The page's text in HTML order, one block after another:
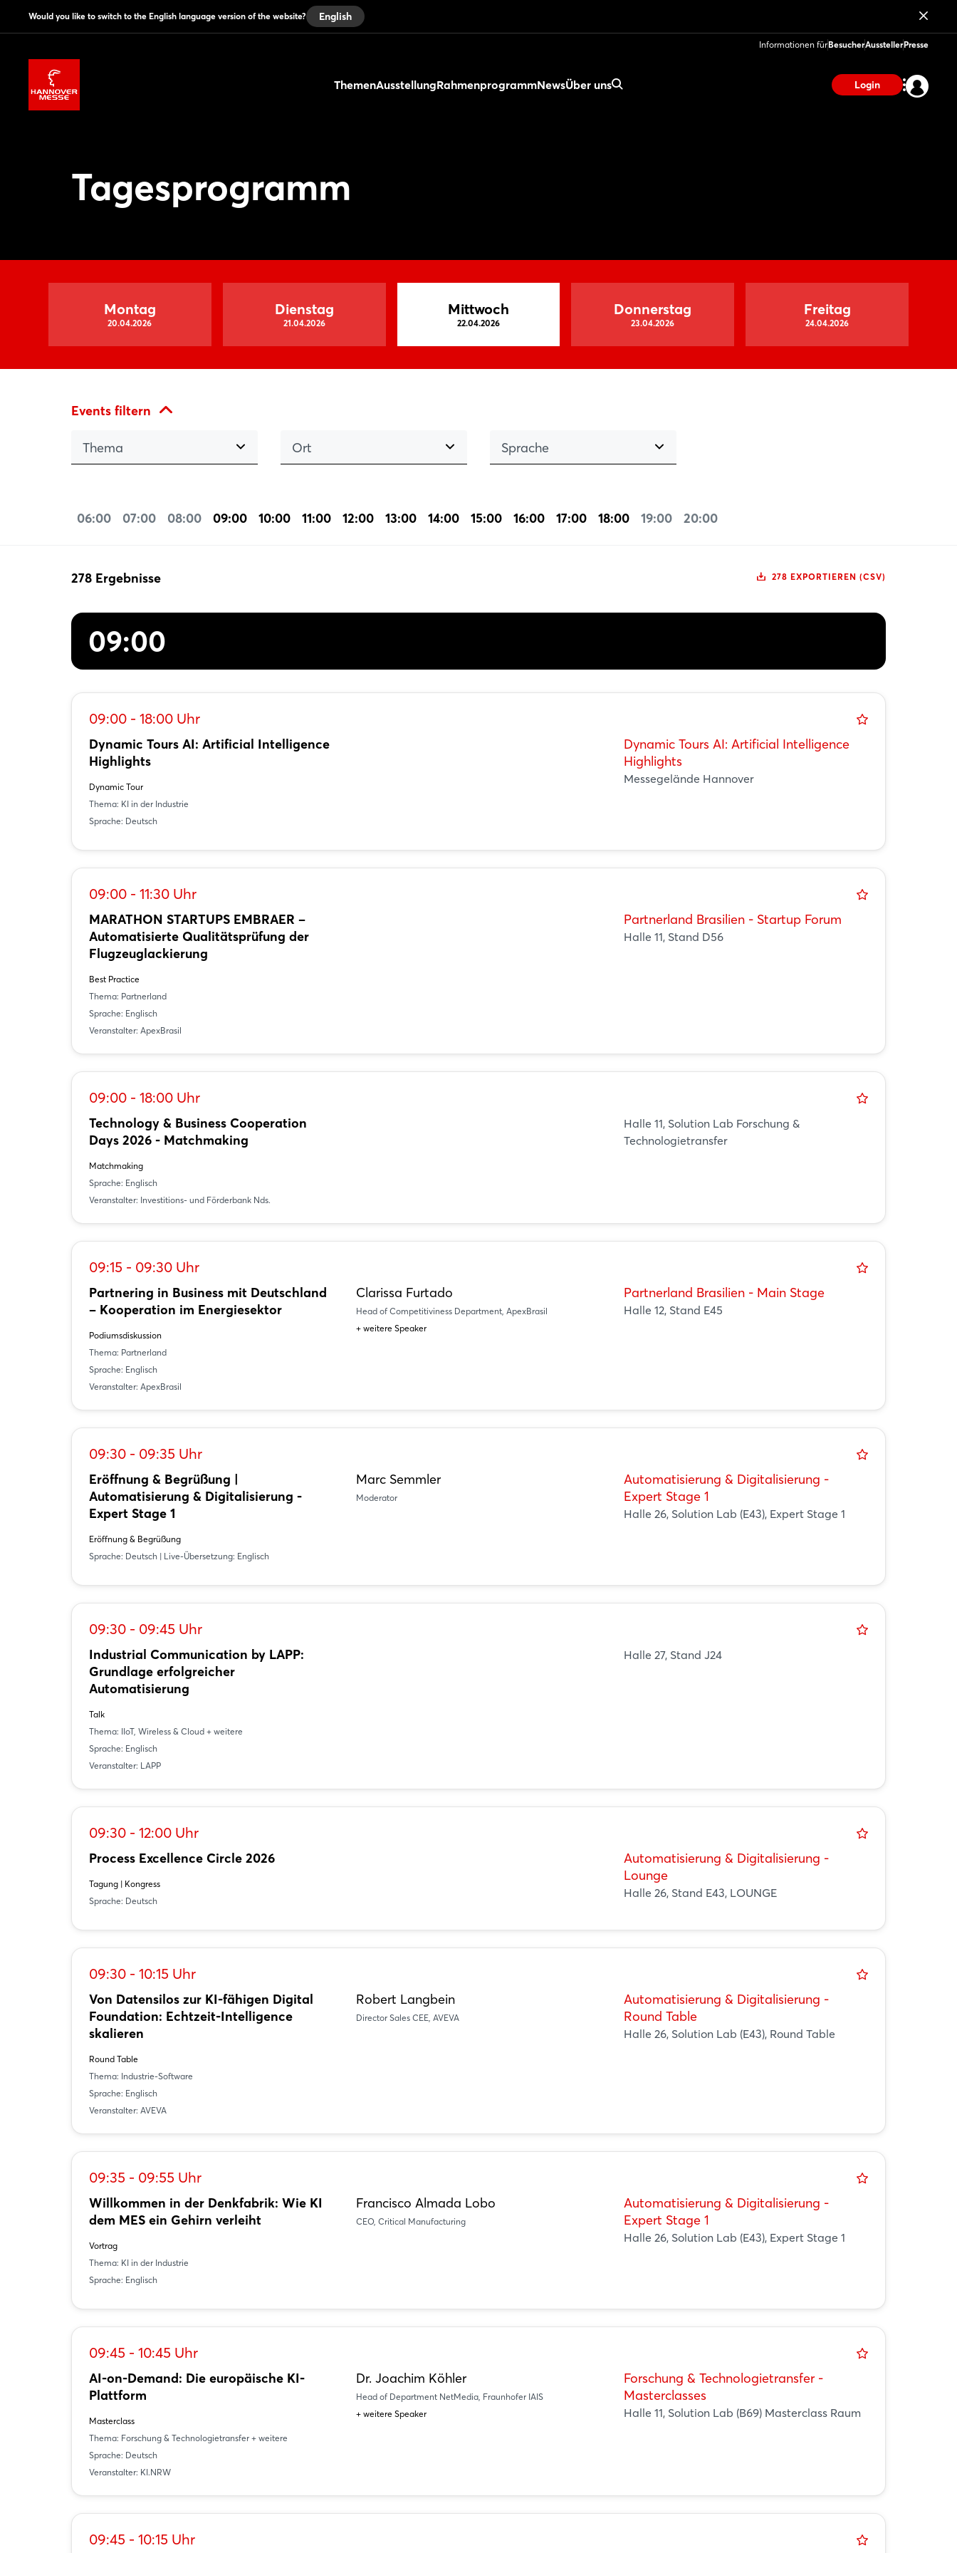
Would you like to switch to the English language version of the website? English
Informationen fürBesucherAusstellerPresse
ThemenAusstellungRahmenprogrammNewsÜber uns Login
Tagesprogramm
Montag
20.04.2026
Dienstag
21.04.2026
Mittwoch
22.04.2026
Donnerstag
23.04.2026
Freitag
24.04.2026
Events filtern
Thema Ort Sprache
06:00 07:00 08:00 09:00 10:00 11:00 12:00 13:00 14:00 15:00 16:00 17:00 18:00 19:00 20:00
278 Ergebnisse 278 EXPORTIEREN (CSV)
09:00
09:00 - 18:00 Uhr
Dynamic Tours AI: Artificial Intelligence
Highlights
Dynamic Tour
Thema: KI in der Industrie
Sprache: Deutsch
Dynamic Tours AI: Artificial Intelligence
Highlights
Messegelände Hannover
09:00 - 11:30 Uhr
MARATHON STARTUPS EMBRAER –
Automatisierte Qualitätsprüfung der
Flugzeuglackierung
Best Practice
Thema: Partnerland
Sprache: Englisch
Veranstalter: ApexBrasil
Partnerland Brasilien - Startup Forum
Halle 11, Stand D56
09:00 - 18:00 Uhr
Technology & Business Cooperation
Days 2026 - Matchmaking
Matchmaking
Sprache: Englisch
Veranstalter: Investitions- und Förderbank Nds.
Halle 11, Solution Lab Forschung &
Technologietransfer
09:15 - 09:30 Uhr
Partnering in Business mit Deutschland
– Kooperation im Energiesektor
Podiumsdiskussion
Thema: Partnerland
Sprache: Englisch
Veranstalter: ApexBrasil
Clarissa Furtado
Head of Competitiviness Department, ApexBrasil
+ weitere Speaker
Partnerland Brasilien - Main Stage
Halle 12, Stand E45
09:30 - 09:35 Uhr
Eröffnung & Begrüßung |
Automatisierung & Digitalisierung -
Expert Stage 1
Eröffnung & Begrüßung
Sprache: Deutsch | Live-Übersetzung: Englisch
Marc Semmler
Moderator
Automatisierung & Digitalisierung -
Expert Stage 1
Halle 26, Solution Lab (E43), Expert Stage 1
09:30 - 09:45 Uhr
Industrial Communication by LAPP:
Grundlage erfolgreicher
Automatisierung
Talk
Thema: IIoT, Wireless & Cloud + weitere
Sprache: Englisch
Veranstalter: LAPP
Halle 27, Stand J24
09:30 - 12:00 Uhr
Process Excellence Circle 2026
Tagung | Kongress
Sprache: Deutsch
Automatisierung & Digitalisierung -
Lounge
Halle 26, Stand E43, LOUNGE
09:30 - 10:15 Uhr
Von Datensilos zur KI-fähigen Digital
Foundation: Echtzeit-Intelligence
skalieren
Round Table
Thema: Industrie-Software
Sprache: Englisch
Veranstalter: AVEVA
Robert Langbein
Director Sales CEE, AVEVA
Automatisierung & Digitalisierung -
Round Table
Halle 26, Solution Lab (E43), Round Table
09:35 - 09:55 Uhr
Willkommen in der Denkfabrik: Wie KI
dem MES ein Gehirn verleiht
Vortrag
Thema: KI in der Industrie
Sprache: Englisch
Francisco Almada Lobo
CEO, Critical Manufacturing
Automatisierung & Digitalisierung -
Expert Stage 1
Halle 26, Solution Lab (E43), Expert Stage 1
09:45 - 10:45 Uhr
AI-on-Demand: Die europäische KI-
Plattform
Masterclass
Thema: Forschung & Technologietransfer + weitere
Sprache: Deutsch
Veranstalter: KI.NRW
Dr. Joachim Köhler
Head of Department NetMedia, Fraunhofer IAIS
+ weitere Speaker
Forschung & Technologietransfer -
Masterclasses
Halle 11, Solution Lab (B69) Masterclass Raum
09:45 - 10:15 Uhr